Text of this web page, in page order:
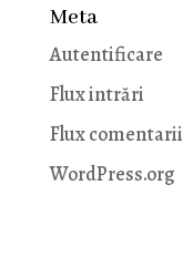
Meta
Autentificare
Flux intrări
Flux comentarii
WordPress.org